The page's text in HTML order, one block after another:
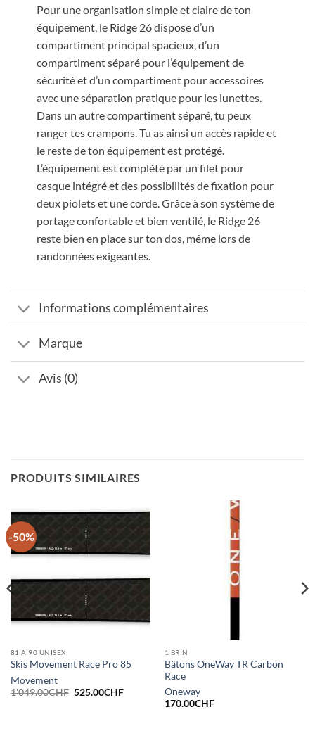
Pour une organisation simple et claire de ton
équipement, le Ridge 26 dispose d’un
compartiment principal spacieux, d’un
compartiment séparé pour l’équipement de
sécurité et d’un compartiment pour accessoires
avec une séparation pratique pour les lunettes.
Dans un autre compartiment séparé, tu peux
ranger tes crampons. Tu as ainsi un accès rapide et
le reste de ton équipement est protégé.
L’équipement est complété par un filet pour
casque intégré et des possibilités de fixation pour
deux piolets et une corde. Grâce à son système de
portage confortable et bien ventilé, le Ridge 26
reste bien en place sur ton dos, même lors de
randonnées exigeantes.
Informations complémentaires
Marque
Avis (0)
PRODUITS SIMILAIRES
-50%
81 À 90 UNISEX
Skis Movement Race Pro 85
Movement
1'049.00CHF Le
525.00CHFLe
1 BRIN
Bâtons OneWay TR Carbon
Race
Oneway
170.00CHF